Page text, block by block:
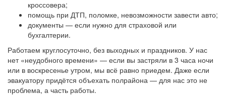
кроссовера;
помощь при ДТП, поломке, невозможности завести авто;
документы — если нужно для страховой или
бухгалтерии.
Работаем круглосуточно, без выходных и праздников. У нас
нет «неудобного времени» — если вы застряли в 3 часа ночи
или в воскресенье утром, мы всё равно приедем. Даже если
эвакуатору придётся объехать полрайона — для нас это не
проблема, а часть работы.